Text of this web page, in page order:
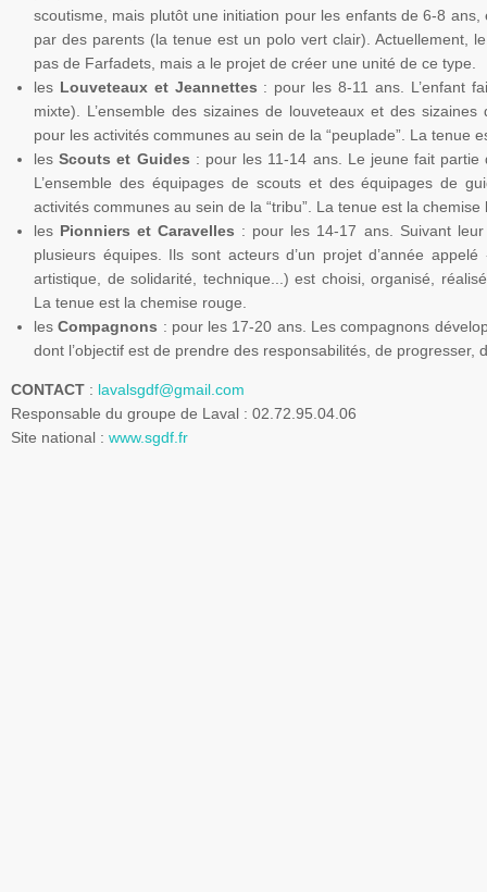
scoutisme, mais plutôt une initiation pour les enfants de 6-8
par des parents (la tenue est un polo vert clair). Actuellement,
pas de Farfadets, mais a le projet de créer une unité de ce type.
les Louveteaux et Jeannettes : pour les 8-11 ans. L’enfant
mixte). L’ensemble des sizaines de louveteaux et des sizaines
pour les activités communes au sein de la “peuplade”. La tenue
lesScouts et Guides : pour les 11-14 ans. Le jeune fait partie
L’ensemble des équipages de scouts et des équipages de
activités communes au sein de la “tribu”. La tenue est la chemise
les Pionniers et Caravelles : pour les 14-17 ans. Suivant
plusieurs équipes. Ils sont acteurs d’un projet d’année
artistique, de solidarité, technique...) est choisi, organisé,
La tenue est la chemise rouge.
lesCompagnons : pour les 17-20 ans. Les compagnons
dont l’objectif est de prendre des responsabilités, de progresser,
CONTACT : lavalsgdf@gmail.com
Responsable du groupe de Laval : 02.72.95.04.06
Site national : www.sgdf.fr